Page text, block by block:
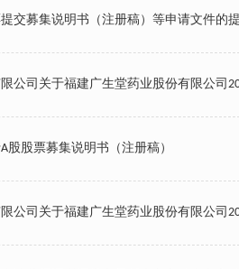
交募集说明书（注册稿）等申请文件的
公司关于福建广生堂药业股份有限公司
股股票募集说明书（注册稿）
公司关于福建广生堂药业股份有限公司